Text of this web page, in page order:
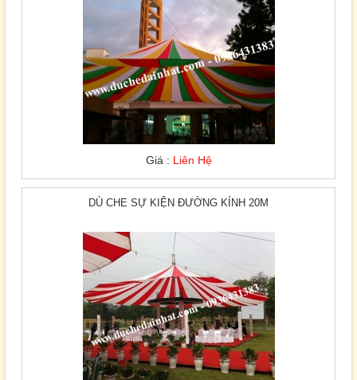
Giá : Liên Hệ
DÙ CHE SỰ KIỆN ĐƯỜNG KÍNH 20M